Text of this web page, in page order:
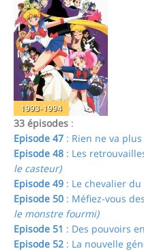
1993-1994
33 épisodes :
Episode 47 : Rien ne va plus
Episode 48 : Les
le casteur)
Episode 49 : Le chevalier
Episode 50 : Méfiez-vous
le monstre fourmi)
Episode 51 : Des pouvoirs
Episode 52 : La nouvelle